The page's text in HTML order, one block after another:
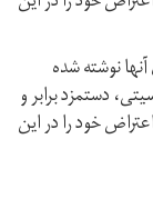
نوشته شده
دستمزد برابر و
خود را در این